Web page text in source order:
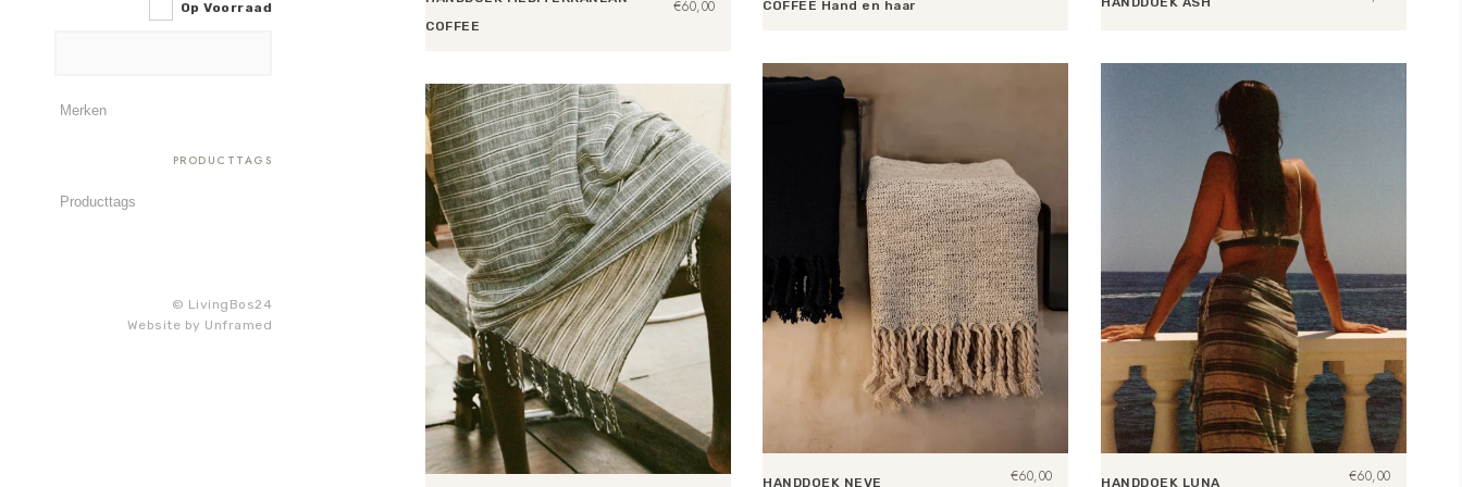
Op Voorraad
PRODUCTTAGS
© LivingBos24
Website by Unframed
COFFEE Hand en haar
COFFEE
€60,00
HANDDOEK NEVE €60,00 HANDDOEK LUNA €60,00